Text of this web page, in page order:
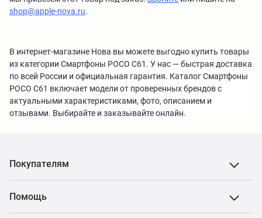
shop@apple-nova.ru.
В интернет-магазине Нова вы можете выгодно купить товары
из категории Смартфоны POCO C61. У нас — быстрая доставка
по всей России и официальная гарантия. Каталог Смартфоны
POCO C61 включает модели от проверенных брендов с
актуальными характеристиками, фото, описанием и
отзывами. Выбирайте и заказывайте онлайн.
Покупателям
Помощь